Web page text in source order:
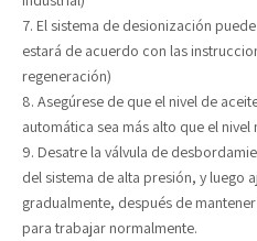
7. El sistema de desionización
estará de acuerdo con las
regeneración)
8. Asegúrese de que el nivel de
automática sea más alto que el nivel
9. Desatre la válvula de
del sistema de alta presión, y luego
gradualmente, después de
para trabajar normalmente.